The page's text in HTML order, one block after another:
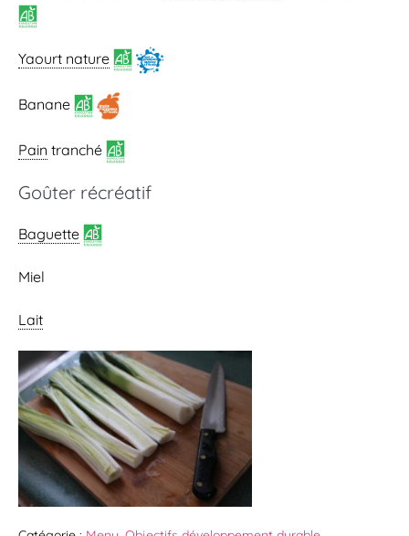
Yaourt nature
Banane
Pain tranché
Goûter récréatif
Baguette
Miel
Lait